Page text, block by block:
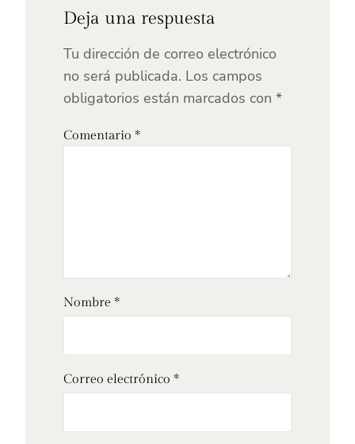
Deja una respuesta
Tu dirección de correo electrónico
no será publicada. Los campos
obligatorios están marcados con *
Comentario *
Nombre *
Correo electrónico *